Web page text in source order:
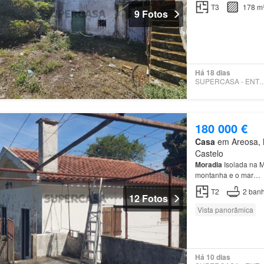
9 Fotos T3 178
Há 18 dias
SUPERCASA -
12 Fotos
180 000 €
Casaem Areosa,
Castelo
Moradia Isolada na
montanha e o mar…
T2
2
Vista panorâmica
Há 10 dias